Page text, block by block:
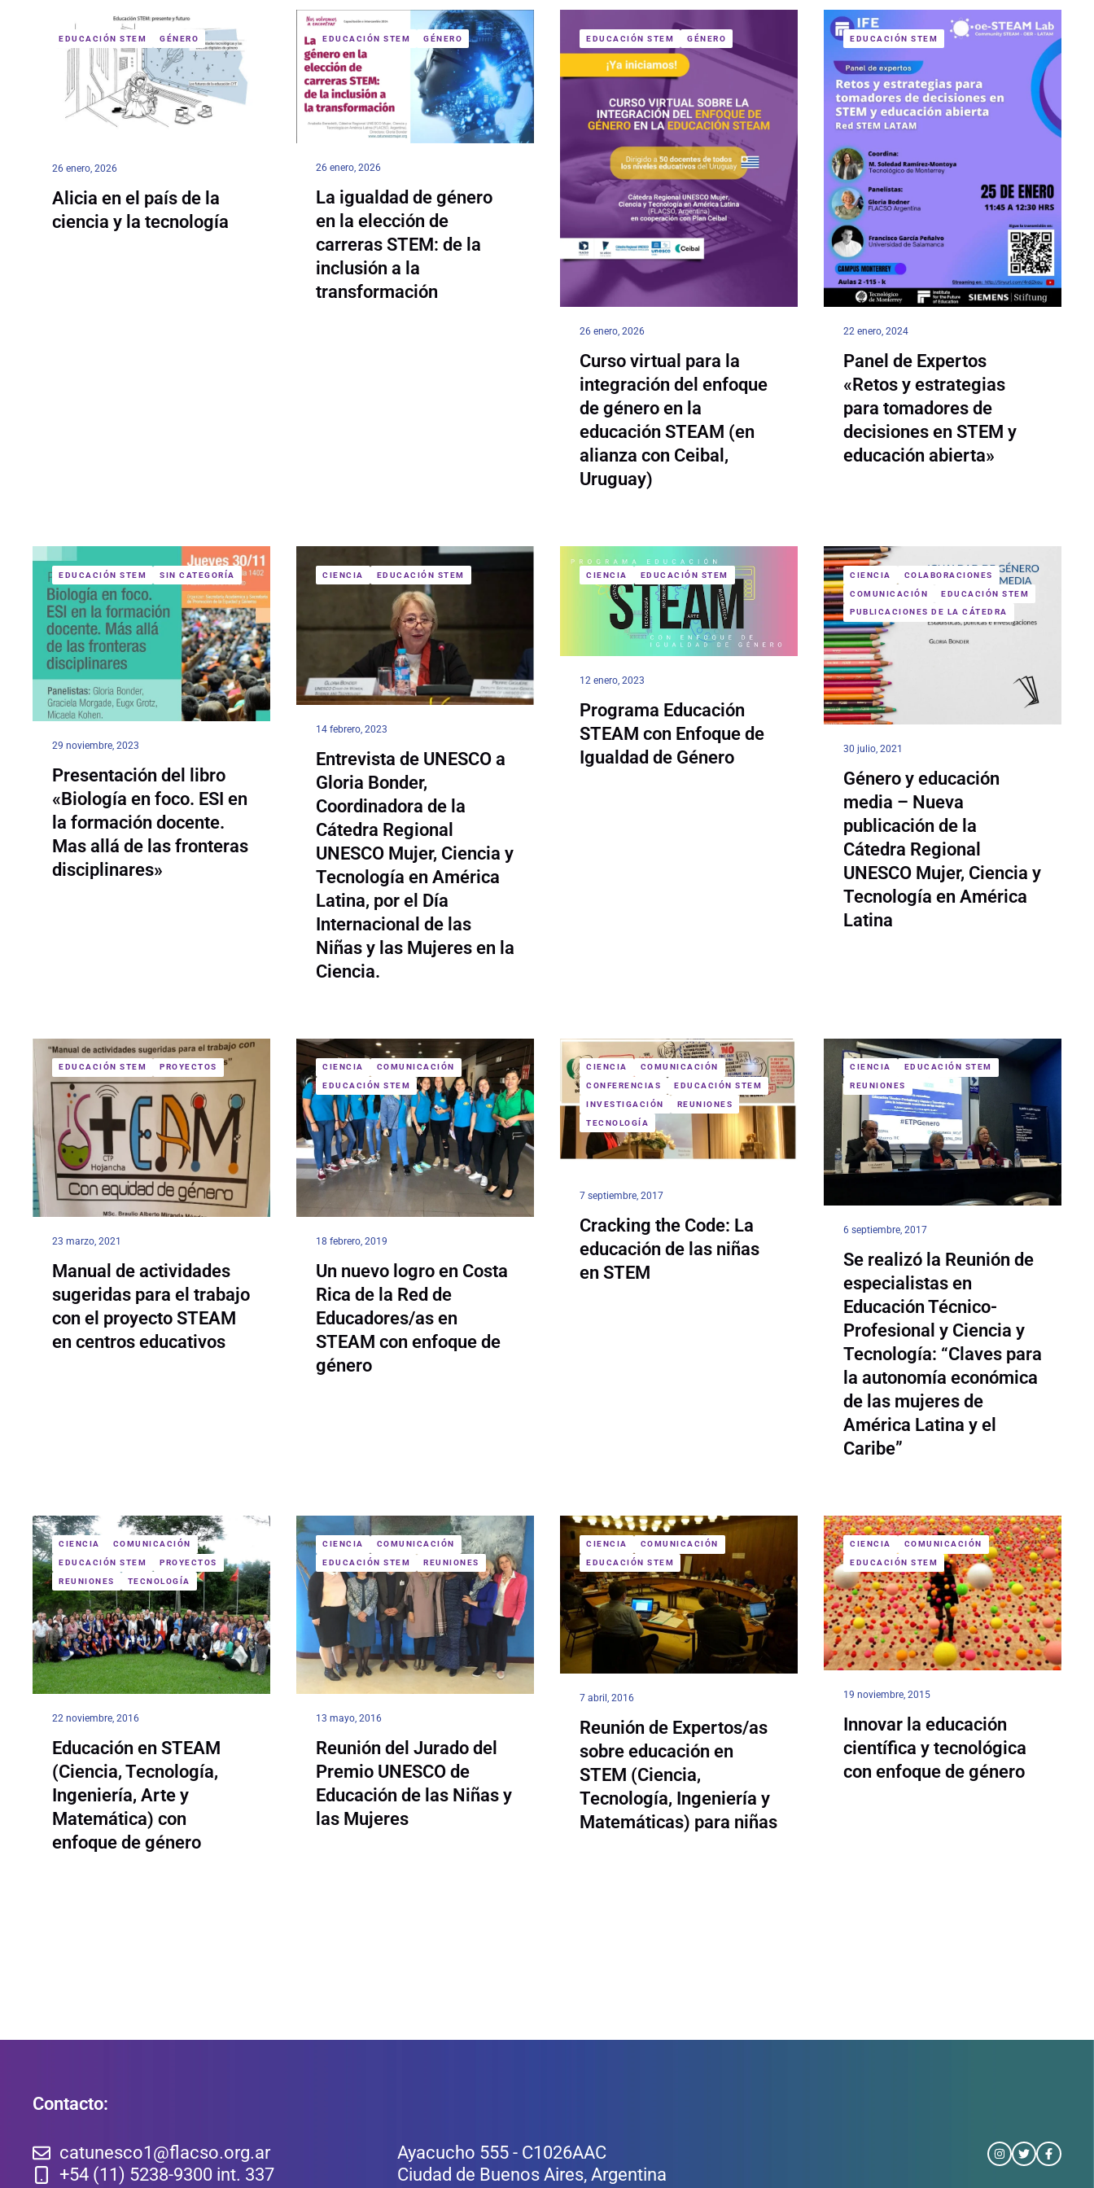
EDUCACIÓN STEM GÉNERO
26 enero, 2026
Alicia en el país de la
ciencia y la tecnología
EDUCACIÓN STEM GÉNERO
26 enero, 2026
La igualdad de género
en la elección de
carreras STEM: de la
inclusión a la
transformación
EDUCACIÓN STEM GÉNERO
26 enero, 2026
Curso virtual para la
integración del enfoque
de género en la
educación STEAM (en
alianza con Ceibal,
Uruguay)
EDUCACIÓN STEM
22 enero, 2024
Panel de Expertos
«Retos y estrategias
para tomadores de
decisiones en STEM y
educación abierta»
EDUCACIÓN STEM SIN CATEGORÍA
29 noviembre, 2023
Presentación del libro
«Biología en foco. ESI en
la formación docente.
Mas allá de las fronteras
disciplinares»
CIENCIA EDUCACIÓN STEM
14 febrero, 2023
Entrevista de UNESCO a
Gloria Bonder,
Coordinadora de la
Cátedra Regional
UNESCO Mujer, Ciencia y
Tecnología en América
Latina, por el Día
Internacional de las
Niñas y las Mujeres en la
Ciencia.
CIENCIA EDUCACIÓN STEM
12 enero, 2023
Programa Educación
STEAM con Enfoque de
Igualdad de Género
CIENCIA COLABORACIONES
COMUNICACIÓN EDUCACIÓN STEM
PUBLICACIONES DE LA CÁTEDRA
30 julio, 2021
Género y educación
media – Nueva
publicación de la
Cátedra Regional
UNESCO Mujer, Ciencia y
Tecnología en América
Latina
EDUCACIÓN STEM PROYECTOS
23 marzo, 2021
Manual de actividades
sugeridas para el trabajo
con el proyecto STEAM
en centros educativos
CIENCIA COMUNICACIÓN
EDUCACIÓN STEM
18 febrero, 2019
Un nuevo logro en Costa
Rica de la Red de
Educadores/as en
STEAM con enfoque de
género
CIENCIA COMUNICACIÓN
CONFERENCIAS EDUCACIÓN STEM
INVESTIGACIÓN REUNIONES
TECNOLOGÍA
7 septiembre, 2017
Cracking the Code: La
educación de las niñas
en STEM
CIENCIA EDUCACIÓN STEM
REUNIONES
6 septiembre, 2017
Se realizó la Reunión de
especialistas en
Educación Técnico-
Profesional y Ciencia y
Tecnología: “Claves para
la autonomía económica
de las mujeres de
América Latina y el
Caribe”
CIENCIA COMUNICACIÓN
EDUCACIÓN STEM PROYECTOS
REUNIONES TECNOLOGÍA
22 noviembre, 2016
Educación en STEAM
(Ciencia, Tecnología,
Ingeniería, Arte y
Matemática) con
enfoque de género
CIENCIA COMUNICACIÓN
EDUCACIÓN STEM REUNIONES
13 mayo, 2016
Reunión del Jurado del
Premio UNESCO de
Educación de las Niñas y
las Mujeres
CIENCIA COMUNICACIÓN
EDUCACIÓN STEM
7 abril, 2016
Reunión de Expertos/as
sobre educación en
STEM (Ciencia,
Tecnología, Ingeniería y
Matemáticas) para niñas
CIENCIA COMUNICACIÓN
EDUCACIÓN STEM
19 noviembre, 2015
Innovar la educación
científica y tecnológica
con enfoque de género
Contacto:
catunesco1@flacso.org.ar
+54 (11) 5238-9300 int. 337
Ayacucho 555 - C1026AAC
Ciudad de Buenos Aires, Argentina